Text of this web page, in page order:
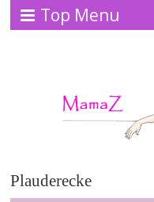
Top Menu
Plauderecke